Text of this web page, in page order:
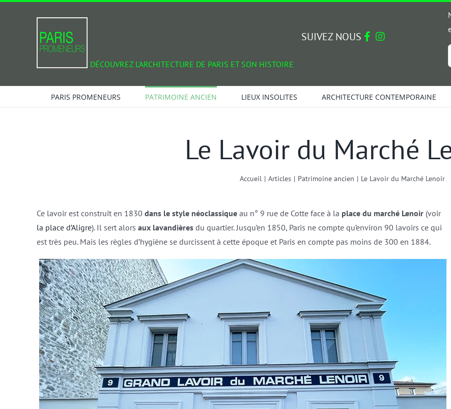
DÉCOUVREZ L'ARCHITECTURE DE PARIS ET SON HISTOIRE
SUIVEZ NOUS
PARIS PROMENEURS PATRIMOINE ANCIEN LIEUX INSOLITES ARCHITECTURE CONTEMPORAINE
Le Lavoir du Marché
Accueil | Articles | Patrimoine ancien | Le Lavoir du Marché Lenoir
Ce lavoir est construit en 1830 dans le style néoclassiqueau n° 9 rue de Cotte face à la place du marché Lenoir(voir
la place d’Aligre). Il sert alors aux lavandières du quartier. Jusqu’en 1850, Paris ne compte qu’environ 90 lavoirs ce qui
est très peu. Mais les règles d’hygiène se durcissent à cette époque et Paris en compte pas moins de 300 en 1884.